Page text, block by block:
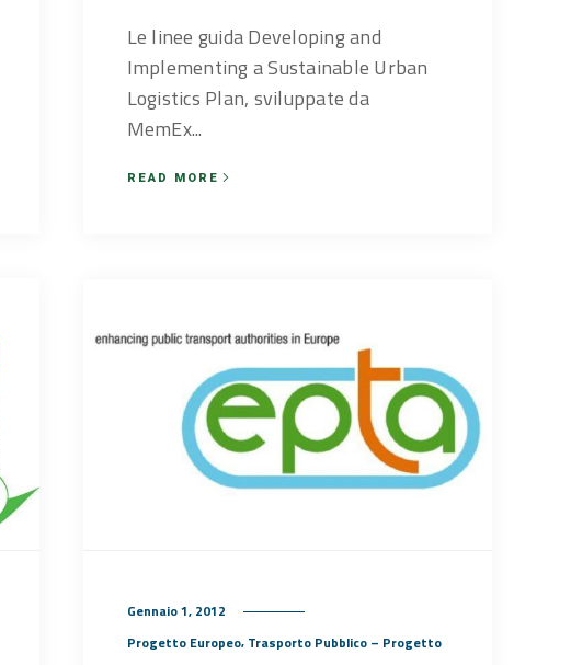
Le linee guida Developing and
Implementing a Sustainable Urban
Logistics Plan, sviluppate da
MemEx...
READ MORE
Gennaio 1, 2012
Progetto Europeo, Trasporto Pubblico – Progetto